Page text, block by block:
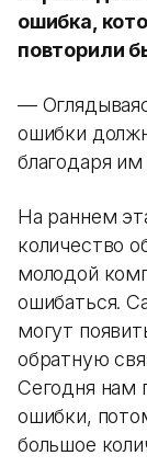
ошибка,
повторили
—
ошибки
благодаря
На раннем
количество
молодой
ошибаться.
могут
обратную
Сегодня нам
ошибки,
большое